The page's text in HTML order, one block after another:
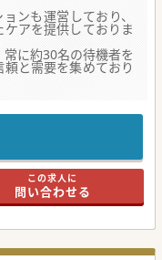
ンも運営しており、
アを提供しておりま
に約30名の待機者を
と需要を集めており
ーズな受け入れ対応
開設以来地域に深く
し続けている施設で
掲げており、地域の
き上げております。
れたお洒落な空間で
この求人に
問い合わせる